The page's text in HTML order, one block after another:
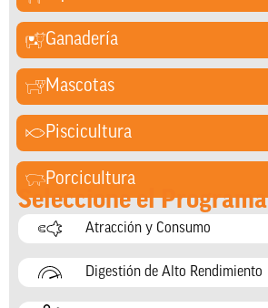
Ganadería
Mascotas
Piscicultura
Porcicultura
Seleccione el Programa
Atracción y Consumo
Digestión de Alto Rendimiento